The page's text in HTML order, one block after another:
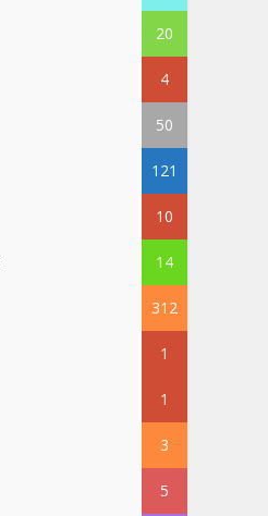
20
4
50
121
10
14
312
1
1
3
5